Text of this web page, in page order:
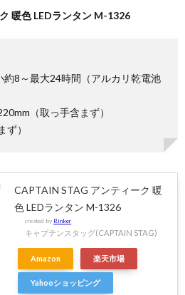
暖色 LEDランタン M-1326
約8～最大24時間（アルカリ乾電池
（取っ手含まず）
）
CAPTAIN STAG アンティーク 暖
色 LEDランタン M-1326
created by Rinker
キャプテンスタッグ(CAPTAIN STAG)
Amazon 楽天市場
Yahooショッピング